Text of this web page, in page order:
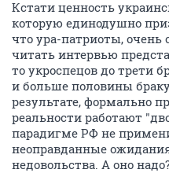
Кстати ценность
которую единодушно
что ура-патриоты, очень
читать интервью
то укроспецов до трети
и больше половины
результате, формально
реальности работают
парадигме РФ не
неоправданные
недовольства. А оно